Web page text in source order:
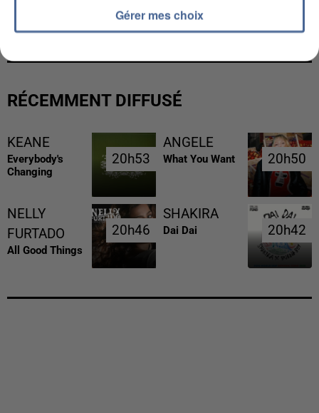
L’UN DES FONDATEURS SUPPOSÉS DE LA DZ
MAFIA INTERPELLÉ EN ALGÉRIE
RÉCEMMENT DIFFUSÉ
KEANE
Everybody's
Changing
20h53
20h53
ANGELE
What You Want 20h50
20h50
NELLY
FURTADO
All Good Things
20h46
20h46
SHAKIRA
Dai Dai 20h42
20h42
Gérer mes choix